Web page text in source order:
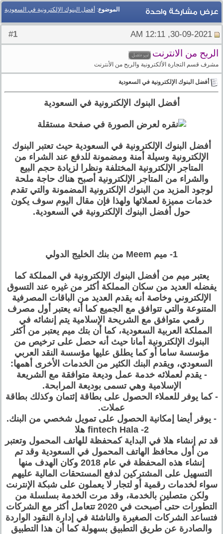
الموضوع: أفضل البنوك الإلكترونية في السعودية عرض مشاركة واحدة
1
الربح من الانترنت
مشرف قسم التجارة الألكترونية والربح من الأنترنت
أفضل البنوك الإلكترونية في السعودية
أفضل البنوك الإلكترونية في السعودية
أفضل البنوك الإلكترونية في السعودية حيث تعتبر البنوك
الإلكترونية وسيلة أمنة ومضمونة للدفع عند الشراء من
المتاجر الإلكترونية المختلفة ونظرا لزيادة حجم البيع
والشراء من المتاجر الإلكترونية أصبح هناك حاجة ملحة
لوجود المزيد من البنوك الإلكترونية المضمونة والتي تقدم
خدمات مميزة لعملائها ولهذا فإن مقال اليوم سوف يكون
حول أفضل البنوك الإلكترونية في السعودية.
1- ميم Meem من بنك الخليج الدولي
يعتبر ميم من أفضل البنوك الإلكترونية في المملكة كما
يفضله العديد من سكان المملكة أكثر من غيره عند التسوق
الإلكتروني وخاصة أنه يقدم العديد من الباقات المصرفية
المتنوعة والتي تتوافق مع الجميع كما أنه يعتبر أول مصرف
رقمي متوافق مع الشريحة الإسلامية يتم إنشائه في
المملكة العربية السعودية، كما أن بتك ميم يعتبر من أكثر
البنوك الإلكترونية أمانا حيث أنه حصل على ترخيص من
مؤسسة ساما أو كما يطلق عليها مؤسسة النقد العربي
السعودي، ويقدم البنك الكثير من الخدمات الأخرى أهمها:
- يقدم لعملائه خدمة عمل وديعة متوافقة مع الشريعة
الإسلامية وهي تسمى بوديعة المرابحة.
- كما يوفر للعملاء الحصول على بطاقة إئتمان وكذلك بطاقة
عملات.
- يوفر أيضا إمكانية الحصول على تمويل شخصي من البنك.
2- fintech Hala هلا
قد تم إنشاء هلا في البداية كمحفظة للهاتف المحمول وتعتبر
من أول محافظ الهاتف المحمول في السعودية وقد تم
إنشاء هذه المحفظة في عام 2018 وكان الهدف منها
التسهيل على المشتركين لدفع المستحقات المالية عليهم
سواء لخدمات رقمية أو لتجار لا يعملون على شبكة الإنترنت
ولكن متصلين بالخدمة، وقد مرت الخدمة بسلسلة من
التطورات حتى أصبحت في 2020 تتعامل أكثر مع الشركات
فتساعد الشركات الصغيرة والناشئة في إدارة النقود الواردة
والصادرة عن طريق التطبيق بسهولة كما أن هذا التطبيق